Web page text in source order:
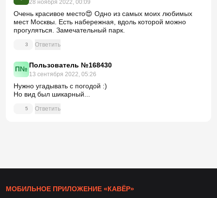
28 ноября 2022, 00:09
Очень красивое место😍 Одно из самых моих любимых
мест Москвы. Есть набережная, вдоль которой можно
прогуляться. Замечательный парк.
3 Ответить
П№ Пользователь №168430
13 сентября 2022, 05:26
Нужно угадывать с погодой :)
Но вид был шикарный...
5 Ответить
МОБИЛЬНОЕ ПРИЛОЖЕНИЕ «КАВЁР»